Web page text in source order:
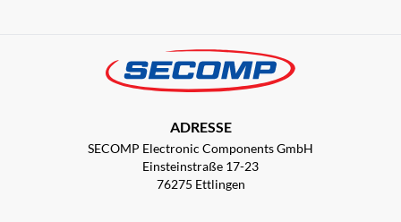
ADRESSE
SECOMP Electronic Components GmbH
Einsteinstraße 17-23
76275 Ettlingen